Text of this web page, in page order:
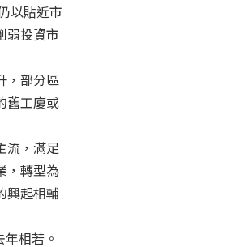
以貼近市
弱投資市
，部分區
舊工廈或
流，滿足
，轉型為
興起相輔
相若。